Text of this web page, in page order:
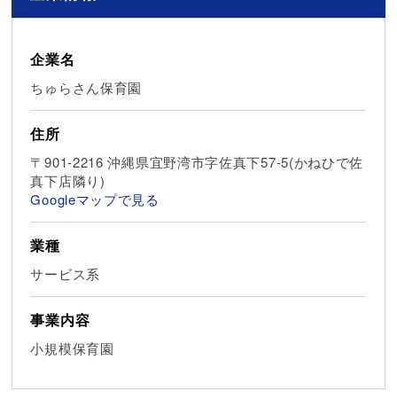
企業名
ちゅらさん保育園
住所
〒901-2216 沖縄県宜野湾市字佐真下57-5(かねひで佐
真下店隣り)
Googleマップで見る
業種
サービス系
事業内容
小規模保育園